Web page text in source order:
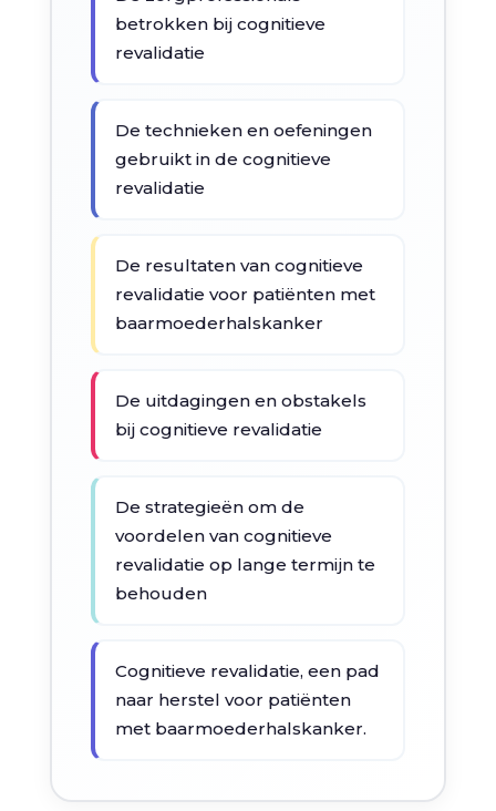
betrokken bij cognitieve
revalidatie
De technieken en oefeningen
gebruikt in de cognitieve
revalidatie
De resultaten van cognitieve
revalidatie voor patiënten met
baarmoederhalskanker
De uitdagingen en obstakels
bij cognitieve revalidatie
De strategieën om de
voordelen van cognitieve
revalidatie op lange termijn te
behouden
Cognitieve revalidatie, een pad
naar herstel voor patiënten
met baarmoederhalskanker.